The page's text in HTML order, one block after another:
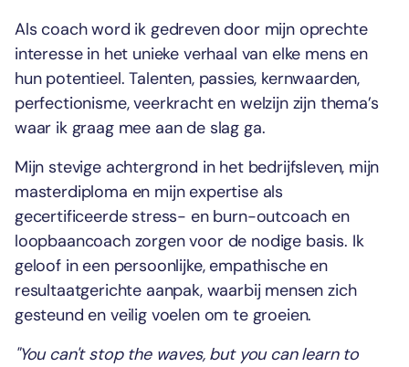
Als coach word ik gedreven door mijn oprechte
interesse in het unieke verhaal van elke mens en
hun potentieel. Talenten, passies, kernwaarden,
perfectionisme, veerkracht en welzijn zijn thema’s
waar ik graag mee aan de slag ga.
Mijn stevige achtergrond in het bedrijfsleven, mijn
masterdiploma en mijn expertise als
gecertificeerde stress- en burn-outcoach en
loopbaancoach zorgen voor de nodige basis. Ik
geloof in een persoonlijke, empathische en
resultaatgerichte aanpak, waarbij mensen zich
gesteund en veilig voelen om te groeien.
"You can't stop the waves, but you can learn to